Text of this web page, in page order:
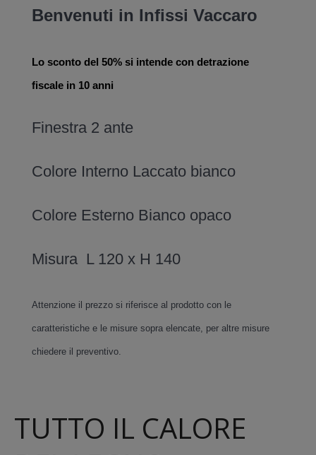
Benvenuti in Infissi Vaccaro
Lo sconto del 50% si intende con detrazione
fiscale in 10 anni
Finestra 2 ante
Colore Interno Laccato bianco
Colore Esterno Bianco opaco
Misura L 120 x H 140
Attenzione il prezzo si riferisce al prodotto con le
caratteristiche e le misure sopra elencate, per altre misure
chiedere il preventivo.
TUTTO IL CALORE